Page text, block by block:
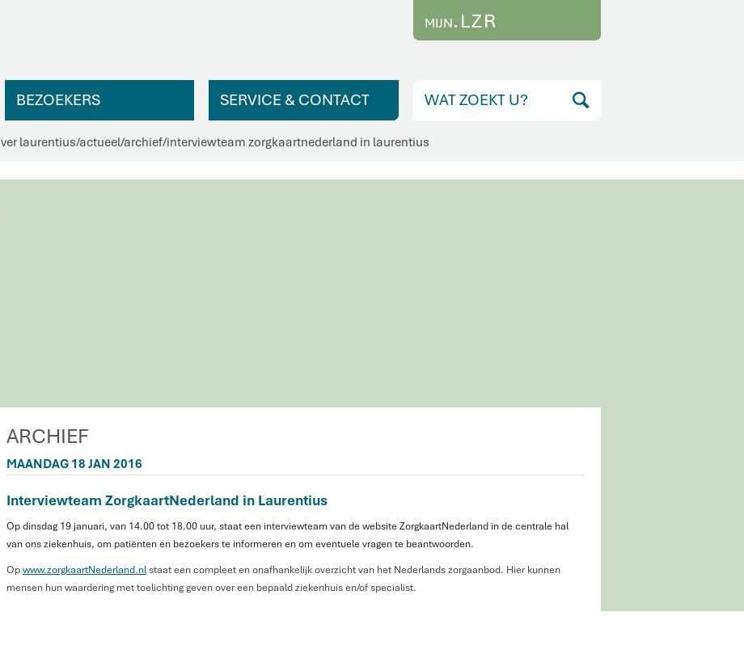
MIJN.LZR
BEZOEKERS SERVICE & CONTACT
laurentius/actueel/archief/interviewteam zorgkaartnederland in laurentius
ARCHIEF
MAANDAG 18 JAN 2016
Interviewteam ZorgkaartNederland in Laurentius
Op dinsdag 19 januari, van 14.00 tot 18.00 uur, staat een interviewteam van de website ZorgkaartNederland in de centrale hal
van ons ziekenhuis, om patiënten en bezoekers te informeren en om eventuele vragen te beantwoorden.
Opwww.zorgkaartNederland.nlstaat een compleet en onafhankelijk overzicht van het Nederlands zorgaanbod. Hier kunnen
mensen hun waardering met toelichting geven over een bepaald ziekenhuis en/of specialist.